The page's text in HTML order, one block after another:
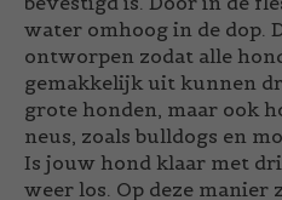
water omhoog in de dop.
ontworpen zodat alle
gemakkelijk uit kunnen
grote honden, maar ook
neus, zoals bulldogs en
Is jouw hond klaar met
weer los. Op deze